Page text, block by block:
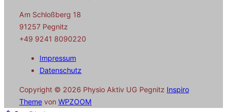
Am Schloßberg 18
91257 Pegnitz
+49 9241 8090220
Impressum
Datenschutz
Copyright © 2026 Physio Aktiv UG Pegnitz Inspiro
Theme von WPZOOM